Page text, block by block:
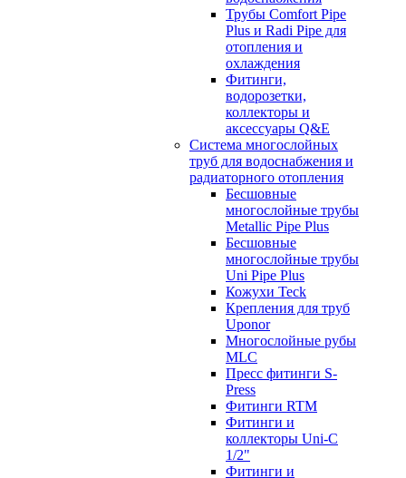
Трубы Comfort Pipe
Plus и Radi Pipe для
отопления и
охлаждения
Фитинги,
водорозетки,
коллекторы и
аксессуары Q&E
Система многослойных
труб для водоснабжения и
радиаторного отопления
Бесшовные
многослойные трубы
Metallic Pipe Plus
Бесшовные
многослойные трубы
Uni Pipe Plus
Кожухи Teck
Крепления для труб
Uponor
Многослойные рубы
MLC
Пресс фитинги S-
Press
Фитинги RTM
Фитинги и
коллекторы Uni-C
1/2"
Фитинги и